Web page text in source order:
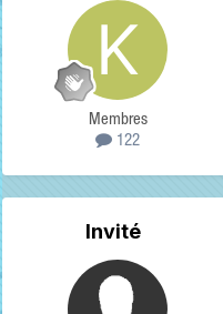
Membres
122
Invité